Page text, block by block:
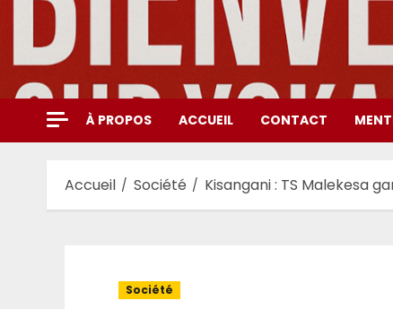
contenu
À PROPOS ACCUEIL CONTACT
Accueil Société Kisangani : TS Malekesa
Société